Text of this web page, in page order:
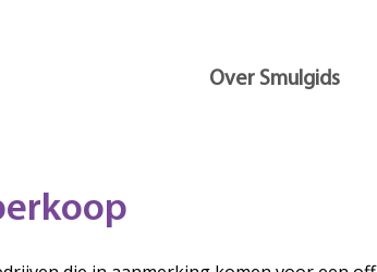
Over Smulgids